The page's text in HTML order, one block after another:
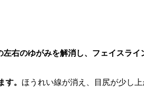
左右のゆがみを解消し、フェイスライ
す。 ほうれい線が消え、目尻が少し